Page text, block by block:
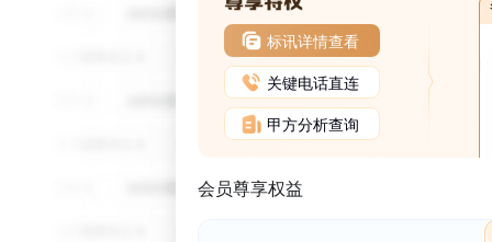
标讯详情查看
关键电话直连
甲方分析查询
会员尊享权益